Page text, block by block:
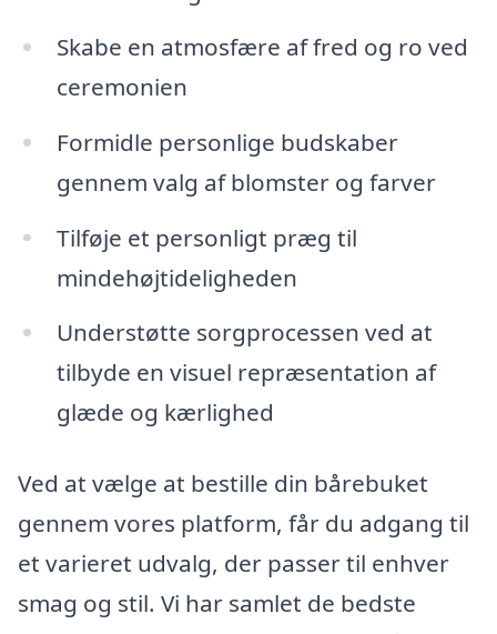
Skabe en atmosfære af fred og ro ved
ceremonien
Formidle personlige budskaber
gennem valg af blomster og farver
Tilføje et personligt præg til
mindehøjtideligheden
Understøtte sorgprocessen ved at
tilbyde en visuel repræsentation af
glæde og kærlighed
Ved at vælge at bestille din bårebuket
gennem vores platform, får du adgang til
et varieret udvalg, der passer til enhver
smag og stil. Vi har samlet de bedste